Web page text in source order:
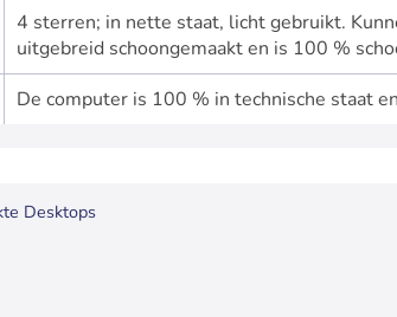
4 sterren; in nette staat, licht gebruikt.
uitgebreid schoongemaakt en is 100 %
De computer is 100 % in technische staat
Desktops